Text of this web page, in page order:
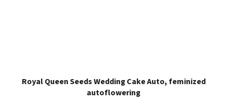
Royal Queen Seeds Wedding Cake Auto, feminized
autoflowering